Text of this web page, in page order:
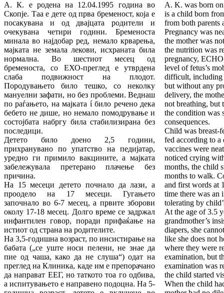
А. К. е родена на 12.04.1995 година во
Скопје. Таа е дете од прва бременост, која е
посакувана и од двајцата родители и
очекувана четири години. Бременоста
минала во најдобар ред, немало крварења,
мајката не земала лекови, исхраната била
нормална. Во шестиот месец од
бременоста, со ЕХО-преглед е утврдена
слаба подвижност на плодот.
Породувањето било тешко, со неколку
мануелни зафати, но без проблеми. Веднаш
по раѓањето, на мајката í било речено дека
бебето не дише, но немало помодрување и
состојбата набргу била стабилизирана без
последици.
Детето било доено 2,5 години,
прихранувано по упатство на педијатар,
уредно ги примило вакцините, а мајката
забележувала претерано плачење без
причина.
На 15 месеци детето почнало да лази, а
проодело на 17 месеци. Гугањето
започнало во 6-7 месец, а првите зборови
околу 17-18 месец. Долго време се задржал
инфантилен говор, поради прифаќање на
истиот од страна на родителите.
На 3,5-годишна возраст, по инсистирање на
бабата („се уште носи пелени, не знае да
пие од чаша, како да не слуша“) одат на
преглед на Клиника, каде им е препорачано
да направат ЕЕГ, но таткото тоа го одбива,
а испитувањето е направено подоцна. На 5-
A. K. was born
is a child born
from both parents
Pregnancy was
the mother was
the nutrition was
pregnancy,
level of fetus’s
difficult, including
but without any
delivery, the
not breathing, but
the condition was
consequences.
Child was breast-
fed according to a
vaccines were
noticed crying
months, the child
months to walk.
and first words at
time there was an
tolerating by
At the age of 3.5
grandmother’s
diapers, she
like she does not
where they were
examination, but
examination was
the child started
When the child